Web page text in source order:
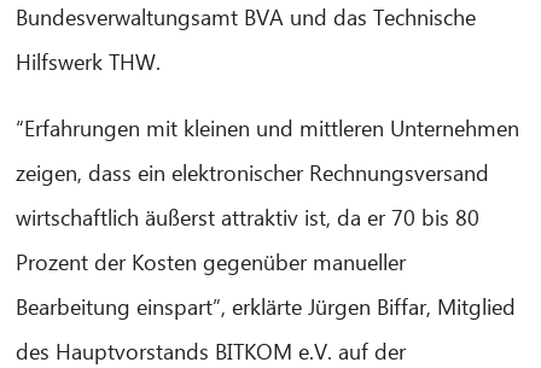
Bundesverwaltungsamt BVA und das Technische
Hilfswerk THW.
“Erfahrungen mit kleinen und mittleren Unternehmen
zeigen, dass ein elektronischer Rechnungsversand
wirtschaftlich äußerst attraktiv ist, da er 70 bis 80
Prozent der Kosten gegenüber manueller
Bearbeitung einspart”, erklärte Jürgen Biffar, Mitglied
des Hauptvorstands BITKOM e.V. auf der